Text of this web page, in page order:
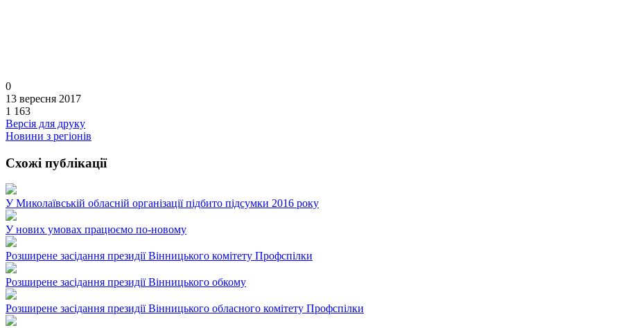
0
13 вересня 2017
1 163
Версія для друку
Новини з регіонів
Схожі публікації
У Миколаївській обласній організації підбито підсумки 2016 року
У нових умовах працюємо по-новому
Розширене засідання президії Вінницького комітету Профспілки
Розширене засідання президії Вінницького обкому
Розширене засідання президії Вінницького обласного комітету Профспілки